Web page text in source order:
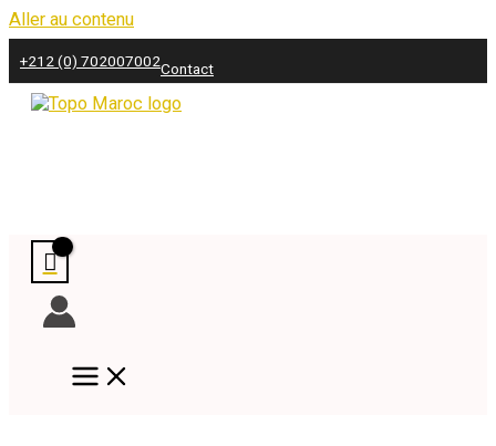
Aller au contenu
+212 (0) 702007002Contact